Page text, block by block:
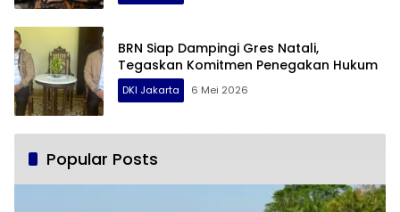
BRN Siap Dampingi Gres Natali,
Tegaskan Komitmen Penegakan Hukum
DKI Jakarta 6 Mei 2026
Popular Posts